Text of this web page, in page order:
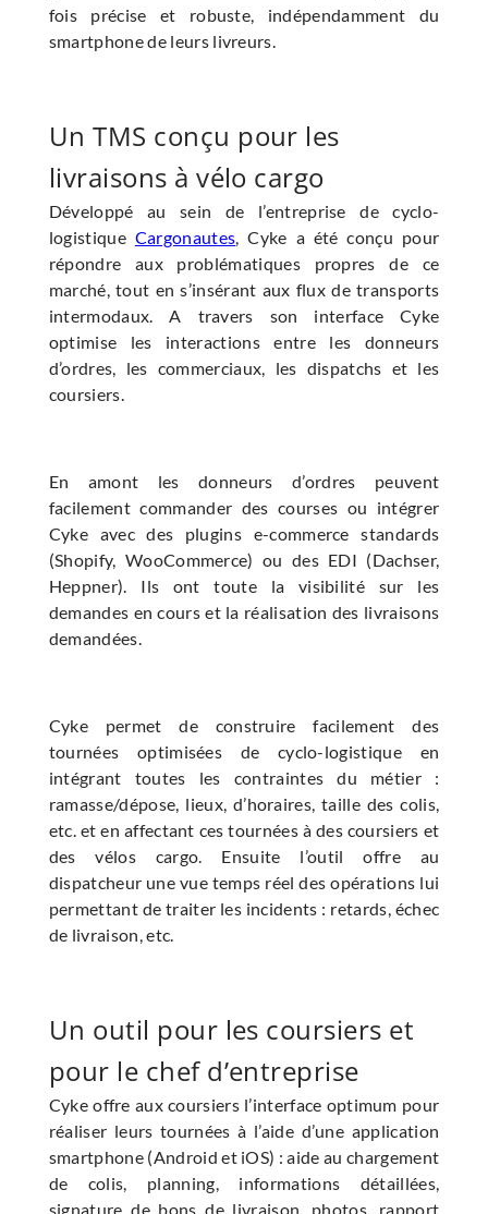
fois précise et robuste, indépendamment du
smartphone de leurs livreurs.
Un TMS conçu pour les
livraisons à vélo cargo
Développé au sein de l’entreprise de cyclo-
logistique Cargonautes, Cyke a été conçu pour
répondre aux problématiques propres de ce
marché, tout en s’insérant aux flux de transports
intermodaux. A travers son interface Cyke
optimise les interactions entre les donneurs
d’ordres, les commerciaux, les dispatchs et les
coursiers.
En amont les donneurs d’ordres peuvent
facilement commander des courses ou intégrer
Cyke avec des plugins e-commerce standards
(Shopify, WooCommerce) ou des EDI (Dachser,
Heppner). Ils ont toute la visibilité sur les
demandes en cours et la réalisation des livraisons
demandées.
Cyke permet de construire facilement des
tournées optimisées de cyclo-logistique en
intégrant toutes les contraintes du métier :
ramasse/dépose, lieux, d’horaires, taille des colis,
etc. et en affectant ces tournées à des coursiers et
des vélos cargo. Ensuite l’outil offre au
dispatcheur une vue temps réel des opérations lui
permettant de traiter les incidents : retards, échec
de livraison, etc.
Un outil pour les coursiers et
pour le chef d’entreprise
Cyke offre aux coursiers l’interface optimum pour
réaliser leurs tournées à l’aide d’une application
smartphone (Android et iOS) : aide au chargement
de colis, planning, informations détaillées,
signature de bons de livraison, photos, rapport